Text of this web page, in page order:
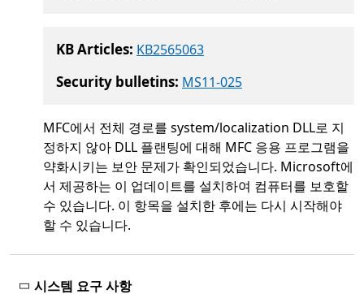
KB Articles: KB2565063
Security bulletins: MS11-025
MFC에서 전체 경로를 system/localization DLL로 지
정하지 않아 DLL 플랜팅에 대해 MFC 응용 프로그램을
약화시키는 보안 문제가 확인되었습니다. Microsoft에
서 제공하는 이 업데이트를 설치하여 컴퓨터를 보호할
수 있습니다. 이 항목을 설치한 후에는 다시 시작해야
할 수 있습니다.
시스템 요구 사항